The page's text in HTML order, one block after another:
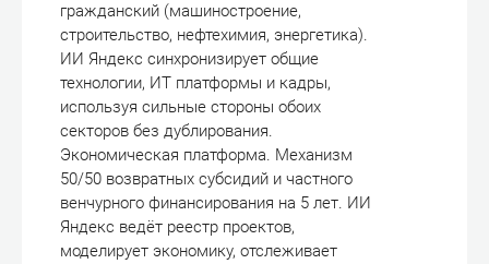
гражданский (машиностроение,
строительство, нефтехимия, энергетика).
ИИ Яндекс синхронизирует общие
технологии, ИТ платформы и кадры,
используя сильные стороны обоих
секторов без дублирования.
Экономическая платформа. Механизм
50/50 возвратных субсидий и частного
венчурного финансирования на 5 лет. ИИ
Яндекс ведёт реестр проектов,
моделирует экономику, отслеживает